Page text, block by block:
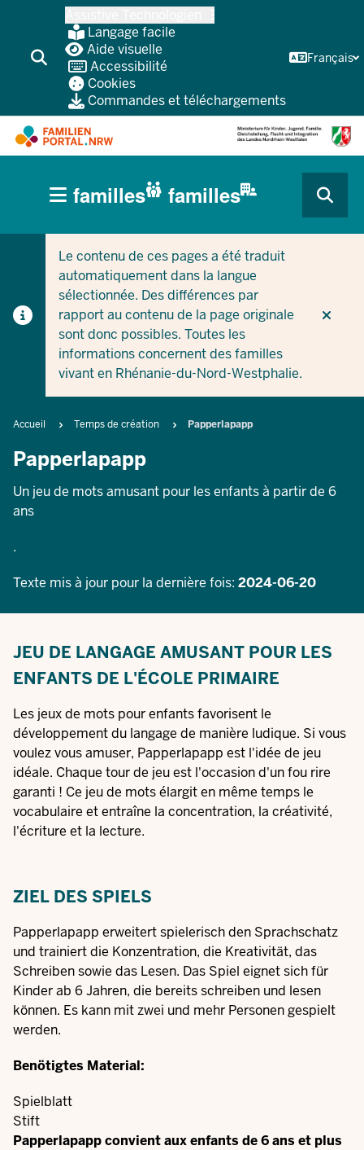
contenu
Langage facile
Aide visuelle
Accessibilité
Cookies
Commandes et téléchargements
Français
CURRENT SECTION POUR LES ENTREPRISES/
CURRENT SECTION POUR LES FAMILLES
HAUPTNAVIGATION
(BÜRGERBEREICH
familles familles
Le contenu de ces pages a été traduit
automatiquement dans la langue
sélectionnée. Des différences par
rapport au contenu de la page originale
sont donc possibles. Toutes les
informations concernent des familles
vivant en Rhénanie-du-Nord-Westphalie.
Breadcrumb
Accueil Temps de création Papperlapapp
Papperlapapp
Un jeu de mots amusant pour les enfants à partir de 6
ans
.
Texte mis à jour pour la dernière fois: 2024-06-20
JEU DE LANGAGE AMUSANT POUR LES
ENFANTS DE L'ÉCOLE PRIMAIRE
Les jeux de mots pour enfants favorisent le
développement du langage de manière ludique. Si vous
voulez vous amuser, Papperlapapp est l'idée de jeu
idéale. Chaque tour de jeu est l'occasion d'un fou rire
garanti ! Ce jeu de mots élargit en même temps le
vocabulaire et entraîne la concentration, la créativité,
l'écriture et la lecture.
ZIEL DES SPIELS
Papperlapapp erweitert spielerisch den Sprachschatz
und trainiert die Konzentration, die Kreativität, das
Schreiben sowie das Lesen. Das Spiel eignet sich für
Kinder ab 6 Jahren, die bereits schreiben und lesen
können. Es kann mit zwei und mehr Personen gespielt
werden.
Benötigtes Material:
Spielblatt
Stift
Papperlapapp convient aux enfants de 6 ans et plus